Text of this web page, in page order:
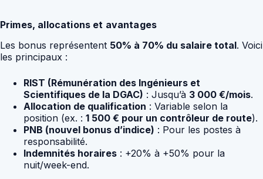
Primes, allocations et avantages
Les bonus représentent 50% à 70% du salaire total. Voici
les principaux :
RIST (Rémunération des Ingénieurs et
Scientifiques de la DGAC) : Jusqu’à 3 000 €/mois.
Allocation de qualification : Variable selon la
position (ex. : 1 500 € pour un contrôleur de route).
PNB (nouvel bonus d’indice) : Pour les postes à
responsabilité.
Indemnités horaires : +20% à +50% pour la
nuit/week-end.